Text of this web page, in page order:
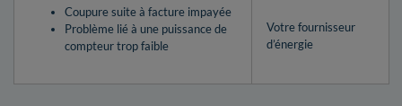
Coupure suite à facture impayée
Problème lié à une puissance de
compteur trop faible
Votre fournisseur
d’énergie